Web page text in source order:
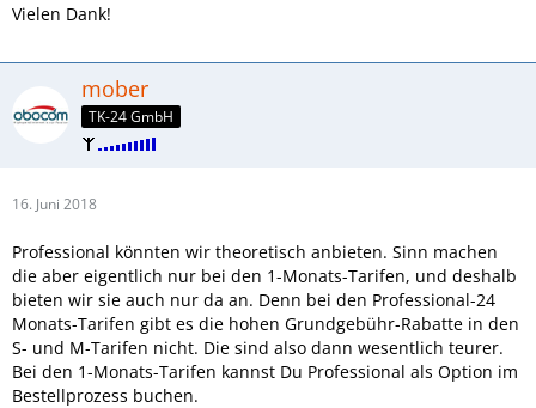
Vielen Dank!
mober
TK-24 GmbH
16. Juni 2018
Professional könnten wir theoretisch anbieten. Sinn machen
die aber eigentlich nur bei den 1-Monats-Tarifen, und deshalb
bieten wir sie auch nur da an. Denn bei den Professional-24
Monats-Tarifen gibt es die hohen Grundgebühr-Rabatte in den
S- und M-Tarifen nicht. Die sind also dann wesentlich teurer.
Bei den 1-Monats-Tarifen kannst Du Professional als Option im
Bestellprozess buchen.